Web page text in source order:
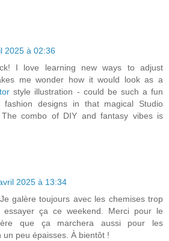
2025 à 02:36
I love learning new ways to adjust
me wonder how it would look as a
style illustration - could be such a fun
fashion designs in that magical Studio
The combo of DIY and fantasy vibes is
2025 à 13:34
galère toujours avec les chemises trop
essayer ça ce weekend. Merci pour le
que ça marchera aussi pour les
un peu épaisses. À bientôt !